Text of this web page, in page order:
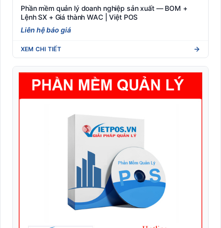
Phần mềm quản lý doanh nghiệp sản xuất — BOM +
Lệnh SX + Giá thành WAC | Việt POS
Liên hệ báo giá
XEM CHI TIẾT